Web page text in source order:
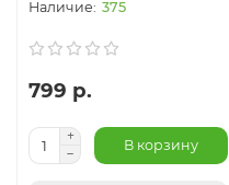
375
799 р.
В корзину